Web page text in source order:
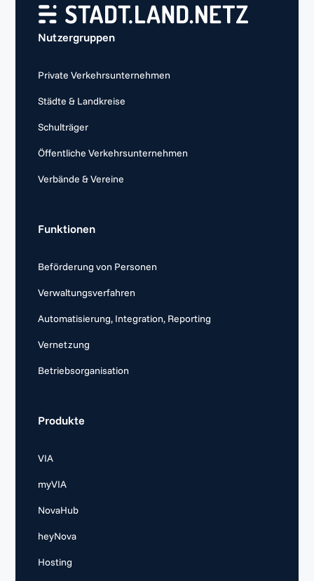
Nutzergruppen
Private Verkehrsunternehmen
Städte & Landkreise
Schulträger
Öffentliche Verkehrsunternehmen
Verbände & Vereine
Funktionen
Beförderung von Personen
Verwaltungsverfahren
Automatisierung, Integration, Reporting
Vernetzung
Betriebsorganisation
Produkte
VIA
myVIA
NovaHub
heyNova
Hosting